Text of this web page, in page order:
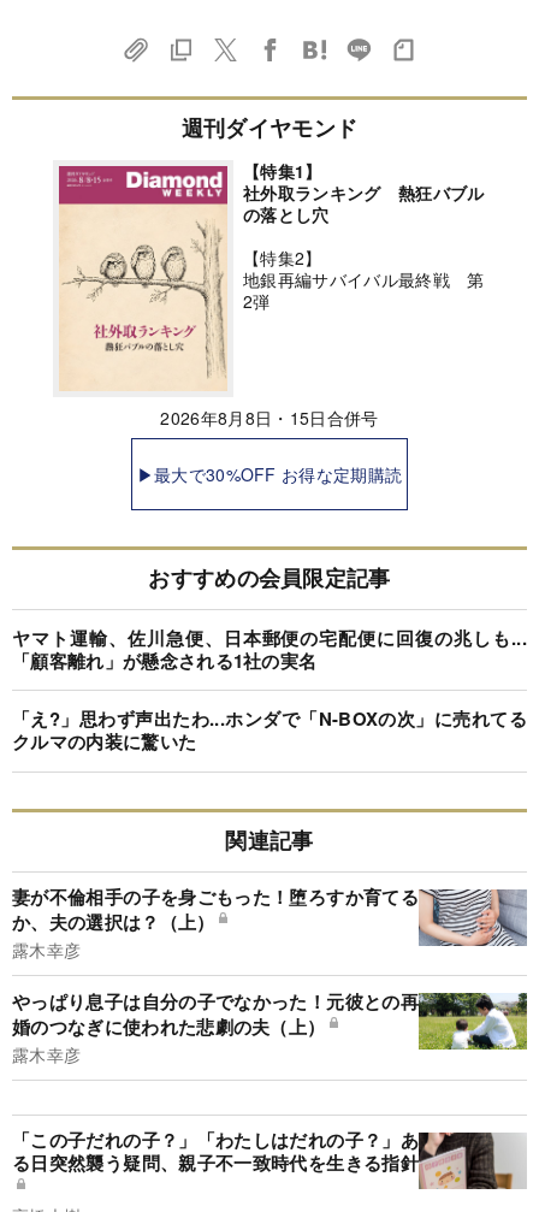
週刊ダイヤモンド
【特集1】
社外取ランキング 熱狂バブル
の落とし穴
【特集2】
地銀再編サバイバル最終戦 第
2弾
2026年8月8日・15日合併号
▶最大で30%OFF お得な定期購読
おすすめの会員限定記事
ヤマト運輸、佐川急便、日本郵便の宅配便に回復の兆しも...
「顧客離れ」が懸念される1社の実名
「え?」思わず声出たわ...ホンダで「N-BOXの次」に売れてる
クルマの内装に驚いた
関連記事
妻が不倫相手の子を身ごもった！堕ろすか育てる
か、夫の選択は？（上）
露木幸彦
やっぱり息子は自分の子でなかった！元彼との再
婚のつなぎに使われた悲劇の夫（上）
露木幸彦
「この子だれの子？」「わたしはだれの子？」あ
る日突然襲う疑問、親子不一致時代を生きる指針